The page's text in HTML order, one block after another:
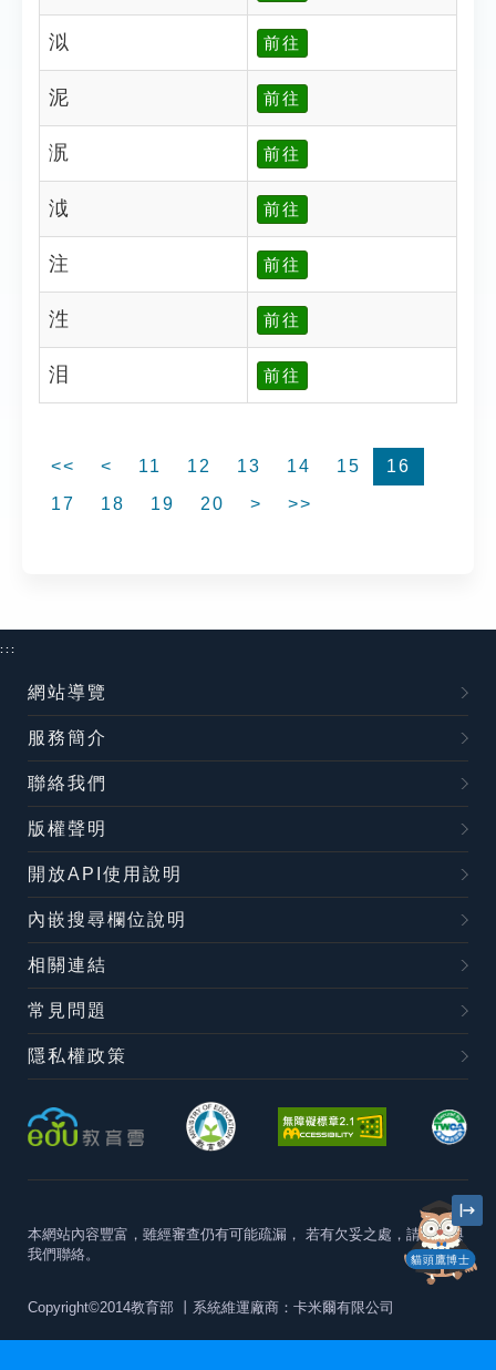
泤 前往
泥 前往
泦 前往
泧 前往
注 前往
泩 前往
泪 前往
<< < 11 12 13 14 15
16
17
18 19 20 > >>
貓頭鷹博士
:::
網站導覽
服務簡介
聯絡我們
版權聲明
開放API使用說明
內嵌搜尋欄位說明
相關連結
常見問題
隱私權政策
本網站內容豐富，雖經審查仍有可能疏漏， 若有欠妥之處，請隨時與
我們聯絡。
Copyright©2014教育部 丨系統維運廠商：卡米爾有限公司